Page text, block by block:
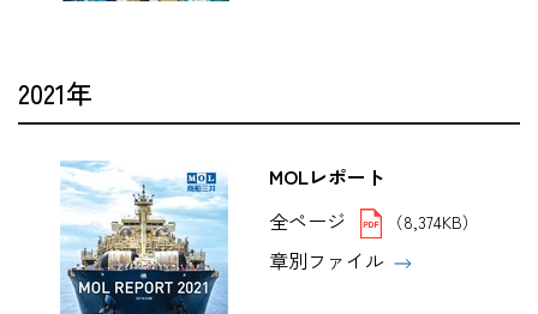
2021年
MOLレポート
全ページ
（8,374KB）
章別ファイル